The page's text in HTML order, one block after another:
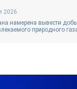
2026
намерена вывести
природного газа